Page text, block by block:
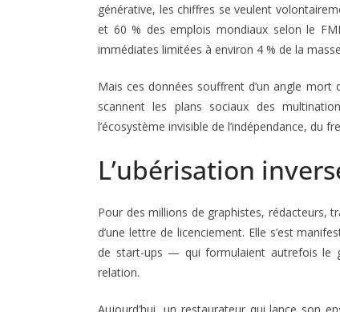
générative, les chiffres se veulent
et 60 % des emplois mondiaux selon le
immédiates limitées à environ 4 % de la
Mais ces données souffrent d’un angle
scannent les plans sociaux des
l’écosystème invisible de l’indépendance, du
L’ubérisation
Pour des millions de graphistes, rédacteurs,
d’une lettre de licenciement. Elle s’est
de start-ups — qui formulaient autrefois le
relation.